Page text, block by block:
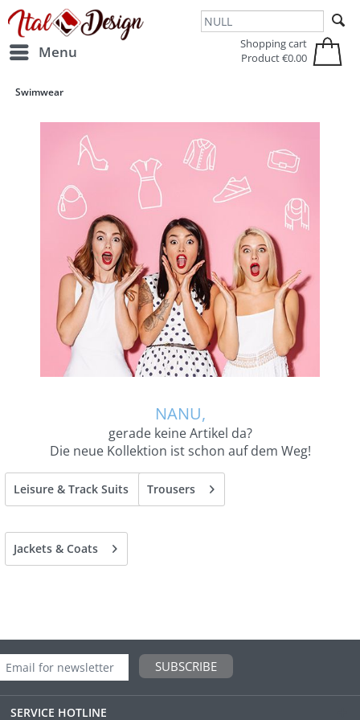
Zur Hauptnavigation springen Zum Hauptinhalt springen
Menu
Shopping cart
Product€0.00
Swimwear
NANU,
gerade keine Artikel da?
Die neue Kollektion ist schon auf dem Weg!
Leisure & Track Suits Trousers
Jackets & Coats
SUBSCRIBE
SERVICE HOTLINE